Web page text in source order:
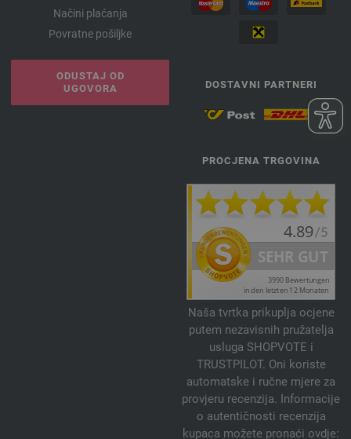
Načini plaćanja
Povratne pošiljke
ODUSTAJ OD
UGOVORA
DOSTAVNI PARTNERI
PROCJENA TRGOVINA
Naša tvrtka prikuplja ocjene
putem nezavisnih pružatelja
usluga SHOPVOTE i
TRUSTPILOT. Oni koriste
automatske i ručne mjere za
provjeru recenzija. Informacije
o autentičnosti recenzija
kupaca možete pronaći ovdje: